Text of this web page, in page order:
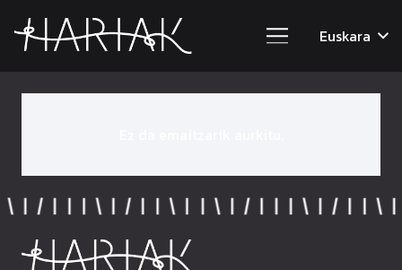
Euskara